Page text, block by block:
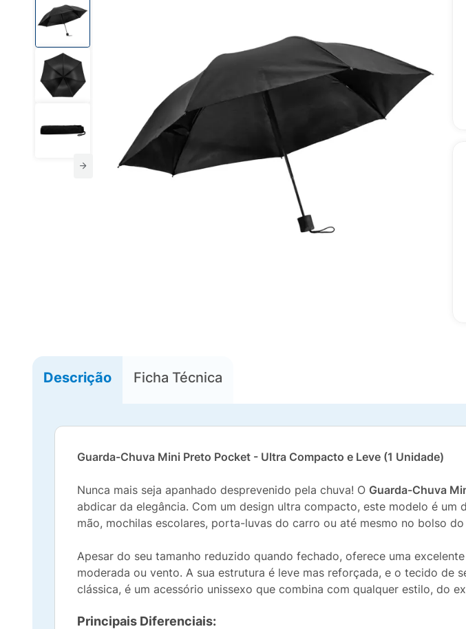
Descrição Ficha Técnica
Guarda-Chuva Mini Preto Pocket - Ultra Compacto e Leve (1 Unidade)
Nunca mais seja apanhado desprevenido pela chuva! O Guarda-Chuva
abdicar da elegância. Com um design ultra compacto, este modelo é
mão, mochilas escolares, porta-luvas do carro ou até mesmo no bolso do
Apesar do seu tamanho reduzido quando fechado, oferece uma
moderada ou vento. A sua estrutura é leve mas reforçada, e o tecido
clássica, é um acessório unissexo que combina com qualquer estilo, do
Principais Diferenciais: